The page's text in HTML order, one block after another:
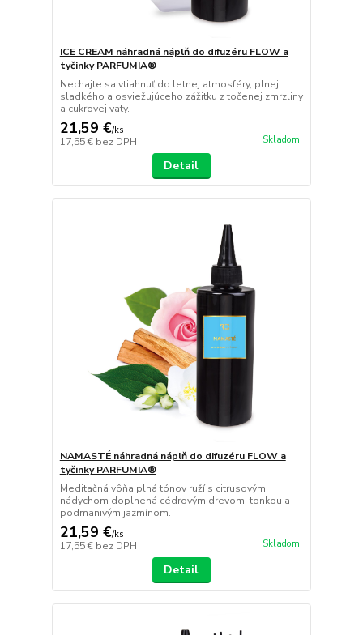
ICE CREAM náhradná náplň do difuzéru FLOW a
tyčinky PARFUMIA®
Nechajte sa vtiahnuť do letnej atmosféry, plnej
sladkého a osviežujúceho zážitku z točenej zmrzliny
a cukrovej vaty.
21,59 €/ks
17,55 € bez DPH Skladom
Detail
NAMASTÉ náhradná náplň do difuzéru FLOW a
tyčinky PARFUMIA®
Meditačná vôňa plná tónov ruží s citrusovým
nádychom doplnená cédrovým drevom, tonkou a
podmanivým jazmínom.
21,59 €/ks
17,55 € bez DPH Skladom
Detail